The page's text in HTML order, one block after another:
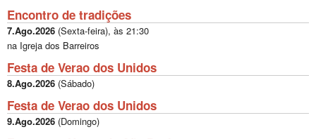
Encontro de tradições
7.Ago.2026 (Sexta-feira), às 21:30
na Igreja dos Barreiros
Festa de Verao dos Unidos
8.Ago.2026 (Sábado)
Festa de Verao dos Unidos
9.Ago.2026 (Domingo)